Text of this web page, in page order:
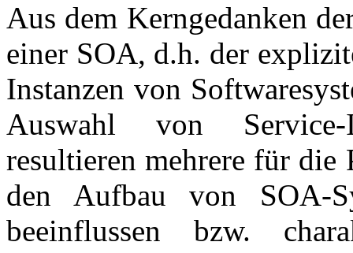
Aus dem Kerngedanken
einer SOA, d.h. der
Instanzen von
Auswahl von Service-
resultieren mehrere für die
den Aufbau von SOA-
beeinflussen bzw.